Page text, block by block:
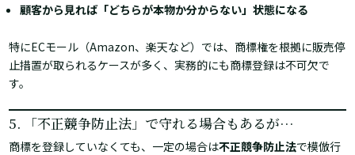
顧客から見れば「どちらが本物か分からない」状態になる
特にECモール（Amazon、楽天など）では、商標権を根拠に販売停
止措置が取られるケースが多く、実務的にも商標登録は不可欠で
す。
5. 「不正競争防止法」で守れる場合もあるが…
商標を登録していなくても、一定の場合は不正競争防止法で模倣行